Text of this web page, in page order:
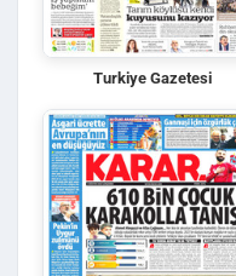
Turkiye Gazetesi